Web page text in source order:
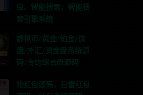
虫、智能搜索，智能搜
索引擎系统
虚拟币/黄金/铂金/微
盘/外汇/资金盘系统源
码/合约综合盘源码
抢红包源码，扫雷红包